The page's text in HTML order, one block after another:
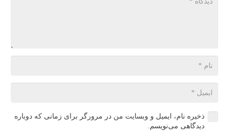
ذخیره نام، ایمیل و وبسایت من در مرورگر برای زمانی که دوباره
دیدگاهی می‌نویسم.